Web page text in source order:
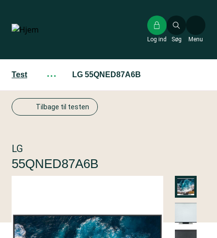
hovedindhold
Søg
Log ind Menu
Test ··· LG 55QNED87A6B
Tilbage til testen
LG
55QNED87A6B